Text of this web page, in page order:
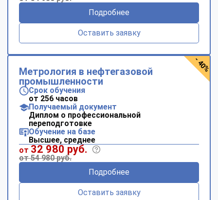
Подробнее
Оставить заявку
Метрология в нефтегазовой
промышленности
Срок обучения
от 256 часов
Получаемый документ
Диплом о профессиональной
переподготовке
Обучение на базе
Высшее, среднее
от 32 980 руб.
от 54 980 руб.
Подробнее
Оставить заявку
- 40%